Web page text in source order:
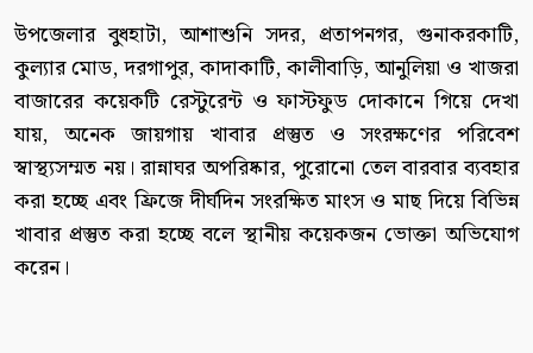
উপজেলার বুধহাটা, আশাশুনি সদর, প্রতাপনগর, গুনাকরকাটি,
কুল্যার মোড, দরগাপুর, কাদাকাটি, কালীবাড়ি, আনুলিয়া ও খাজরা
বাজারের কয়েকটি রেস্টুরেন্ট ও ফাস্টফুড দোকানে গিয়ে দেখা
যায়, অনেক জায়গায় খাবার প্রস্তুত ও সংরক্ষণের পরিবেশ
স্বাস্থ্যসম্মত নয়। রান্নাঘর অপরিষ্কার, পুরোনো তেল বারবার ব্যবহার
করা হচ্ছে এবং ফ্রিজে দীর্ঘদিন সংরক্ষিত মাংস ও মাছ দিয়ে বিভিন্ন
খাবার প্রস্তুত করা হচ্ছে বলে স্থানীয় কয়েকজন ভোক্তা অভিযোগ
করেন।